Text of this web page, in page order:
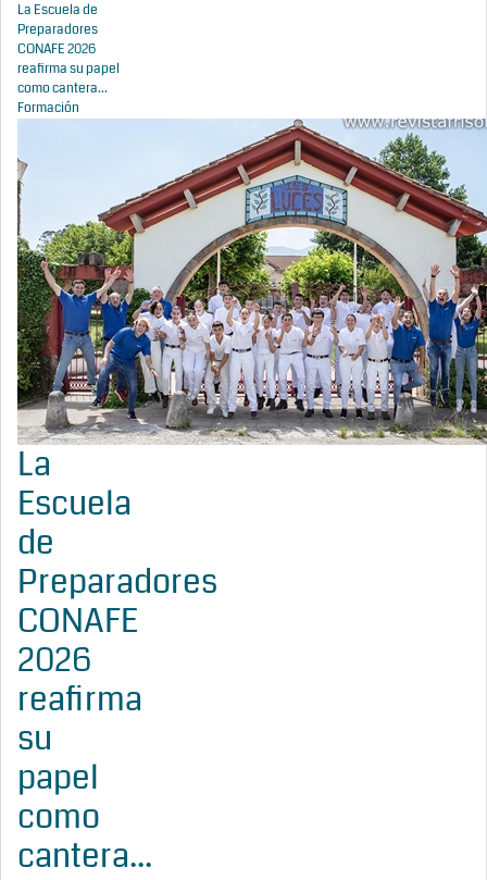
La Escuela de
Preparadores
CONAFE 2026
reafirma su papel
como cantera...
Formación
La
Escuela
de
Preparadores
CONAFE
2026
reafirma
su
papel
como
cantera...